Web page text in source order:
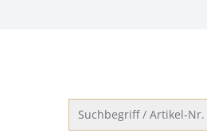
Suchbegriff / Artikel-Nr.